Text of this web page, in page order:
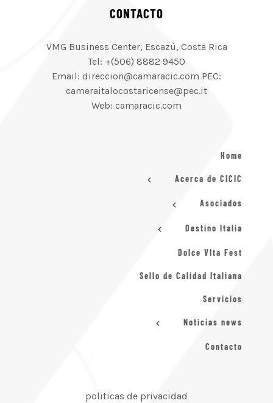
CONTACTO
VMG Business Center, Escazú, Costa Rica
Tel: +(506) 8882 9450
Email: direccion@camaracic.com PEC:
cameraitalocostaricense@pec.it
Web: camaracic.com
Home
Acerca de CICIC
Asociados
Destino Italia
Dolce VIta Fest
Sello de Calidad Italiana
Servicios
Noticias news
Contacto
politicas de privacidad